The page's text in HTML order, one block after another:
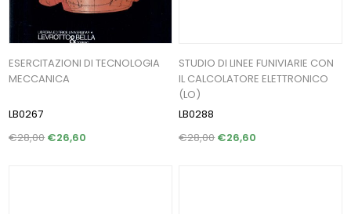
ESERCITAZIONI DI TECNOLOGIA
MECCANICA
LB0267
€28,00 €26,60
STUDIO DI LINEE FUNIVIARIE CON
IL CALCOLATORE ELETTRONICO
(LO)
LB0288
€28,00€26,60